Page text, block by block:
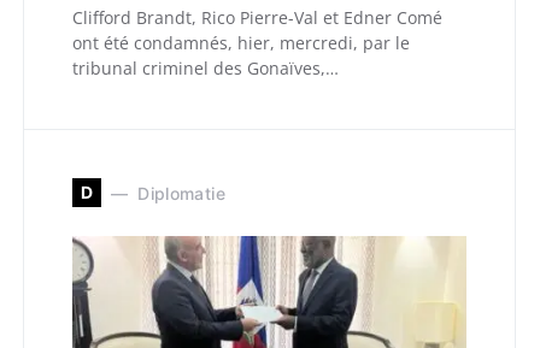
Clifford Brandt, Rico Pierre-Val et Edner Comé
ont été condamnés, hier, mercredi, par le
tribunal criminel des Gonaïves,…
D Diplomatie